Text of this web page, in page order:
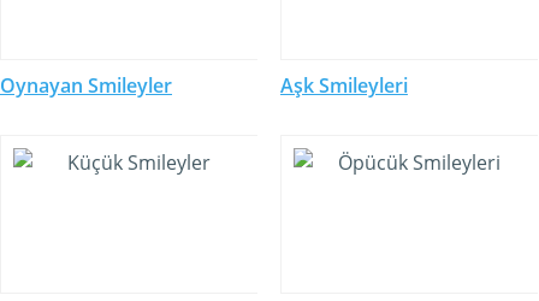
Oynayan Smileyler Aşk Smileyleri